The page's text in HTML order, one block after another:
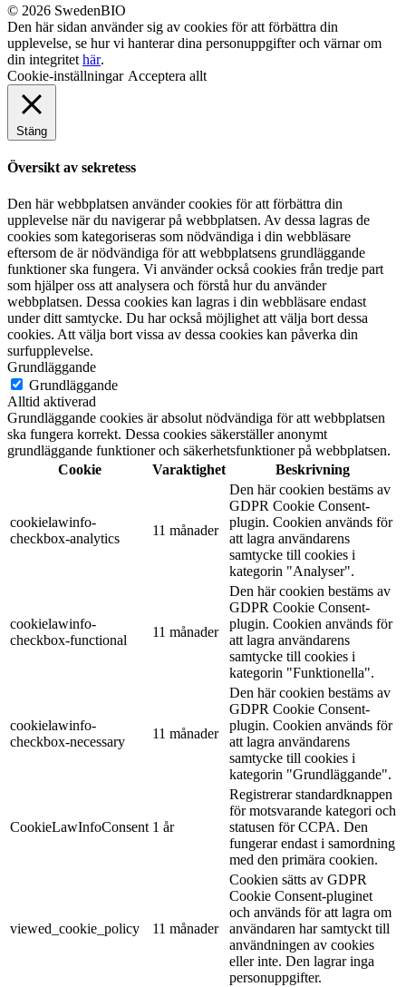
© 2026 SwedenBIO
Den här sidan använder sig av cookies för att förbättra din
upplevelse, se hur vi hanterar dina personuppgifter och värnar om
din integritet här.
Cookie-inställningar Acceptera allt
Stäng
Översikt av sekretess
Den här webbplatsen använder cookies för att förbättra din
upplevelse när du navigerar på webbplatsen. Av dessa lagras de
cookies som kategoriseras som nödvändiga i din webbläsare
eftersom de är nödvändiga för att webbplatsens grundläggande
funktioner ska fungera. Vi använder också cookies från tredje part
som hjälper oss att analysera och förstå hur du använder
webbplatsen. Dessa cookies kan lagras i din webbläsare endast
under ditt samtycke. Du har också möjlighet att välja bort dessa
cookies. Att välja bort vissa av dessa cookies kan påverka din
surfupplevelse.
Grundläggande
Grundläggande
Alltid aktiverad
Grundläggande cookies är absolut nödvändiga för att webbplatsen
ska fungera korrekt. Dessa cookies säkerställer anonymt
grundläggande funktioner och säkerhetsfunktioner på webbplatsen.
Cookie
Varaktighet Beskrivning
cookielawinfo-
checkbox-analytics
11 månader
Den här cookien bestäms av
GDPR Cookie Consent-
plugin. Cookien används för
att lagra användarens
samtycke till cookies i
kategorin "Analyser".
cookielawinfo-
checkbox-functional
11 månader
Den här cookien bestäms av
GDPR Cookie Consent-
plugin. Cookien används för
att lagra användarens
samtycke till cookies i
kategorin "Funktionella".
cookielawinfo-
checkbox-necessary
11 månader
Den här cookien bestäms av
GDPR Cookie Consent-
plugin. Cookien används för
att lagra användarens
samtycke till cookies i
kategorin "Grundläggande".
CookieLawInfoConsent 1 år
Registrerar standardknappen
för motsvarande kategori och
statusen för CCPA. Den
fungerar endast i samordning
med den primära cookien.
viewed_cookie_policy 11 månader
Cookien sätts av GDPR
Cookie Consent-pluginet
och används för att lagra om
användaren har samtyckt till
användningen av cookies
eller inte. Den lagrar inga
personuppgifter.